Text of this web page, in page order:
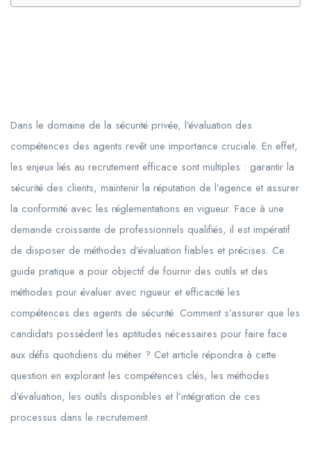
Dans le domaine de la sécurité privée, l’évaluation des
compétences des agents revêt une importance cruciale. En effet,
les enjeux liés au recrutement efficace sont multiples : garantir la
sécurité des clients, maintenir la réputation de l’agence et assurer
la conformité avec les réglementations en vigueur. Face à une
demande croissante de professionnels qualifiés, il est impératif
de disposer de méthodes d’évaluation fiables et précises. Ce
guide pratique a pour objectif de fournir des outils et des
méthodes pour évaluer avec rigueur et efficacité les
compétences des agents de sécurité. Comment s’assurer que les
candidats possèdent les aptitudes nécessaires pour faire face
aux défis quotidiens du métier ? Cet article répondra à cette
question en explorant les compétences clés, les méthodes
d’évaluation, les outils disponibles et l’intégration de ces
processus dans le recrutement.